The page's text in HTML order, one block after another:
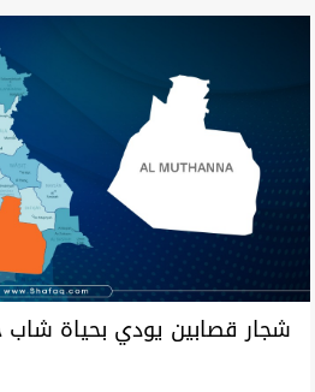
شجار قصابين يودي بحياة شاب